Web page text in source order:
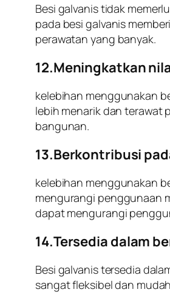
Besi galvanis tidak
pada besi galvanis
perawatan yang banyak.
12.Meningkatkan
kelebihan menggunakan
lebih menarik dan terawat
bangunan.
13.Berkontribusi
kelebihan menggunakan
mengurangi penggunaan
dapat mengurangi
14.Tersedia dalam
Besi galvanis tersedia
sangat fleksibel dan